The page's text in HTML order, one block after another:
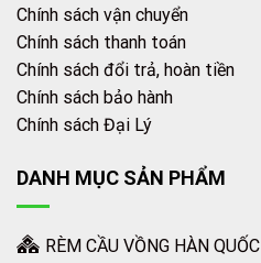
Chính sách vận chuyển
Chính sách thanh toán
Chính sách đổi trả, hoàn tiền
Chính sách bảo hành
Chính sách Đại Lý
DANH MỤC SẢN PHẨM
RÈM CẦU VỒNG HÀN QUỐC